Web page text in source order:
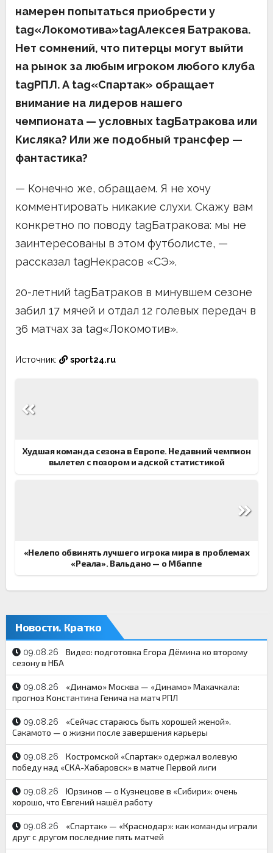
намерен попытаться приобрести у
tag«Локомотива»tagАлексея Батракова.
Нет сомнений, что питерцы могут выйти
на рынок за любым игроком любого клуба
tagРПЛ. А tag«Спартак» обращает
внимание на лидеров нашего
чемпионата — условных tagБатракова или
Кисляка? Или же подобный трансфер —
фантастика?
— Конечно же, обращаем. Я не хочу
комментировать никакие слухи. Скажу вам
конкретно по поводу tagБатракова: мы не
заинтересованы в этом футболисте, —
рассказал tagНекрасов «СЭ».
20-летний tagБатраков в минувшем сезоне
забил 17 мячей и отдал 12 голевых передач в
36 матчах за tag«Локомотив».
Источник: sport24.ru
по
Худшая команда сезона в Европе. Недавний чемпион
вылетел с позором и адской статистикой
«Нелепо обвинять лучшего игрока мира в проблемах
«Реала». Вальдано — о Мбаппе
Новости. Кратко
09.08.26
Видео: подготовка Егора Дёмина ко второму
сезону в НБА
09.08.26
«Динамо» Москва — «Динамо» Махачкала:
прогноз Константина Генича на матч РПЛ
09.08.26
«Сейчас стараюсь быть хорошей женой».
Сакамото — о жизни после завершения карьеры
09.08.26
Костромской «Спартак» одержал волевую
победу над «СКА-Хабаровск» в матче Первой лиги
09.08.26
Юрзинов — о Кузнецове в «Сибири»: очень
хорошо, что Евгений нашёл работу
09.08.26
«Спартак» — «Краснодар»: как команды играли
друг с другом последние пять матчей